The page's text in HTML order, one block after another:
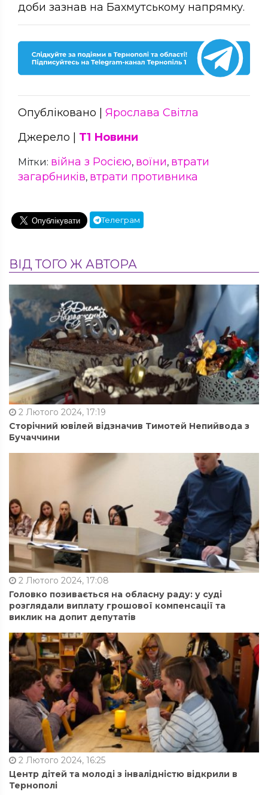
доби зазнав на Бахмутському напрямку.
Опубліковано | Ярослава Світла
Джерело | Т1 Новини
Мітки: війна з Росією, воїни, втрати
загарбників, втрати противника
Телеграм
ВІД ТОГО Ж АВТОРА
2 Лютого 2024, 17:19
Сторічний ювілей відзначив Тимотей Непийвода з
Бучаччини
2 Лютого 2024, 17:08
Головко позивається на обласну раду: у суді
розглядали виплату грошової компенсації та
виклик на допит депутатів
2 Лютого 2024, 16:25
Центр дітей та молоді з інвалідністю відкрили в
Тернополі